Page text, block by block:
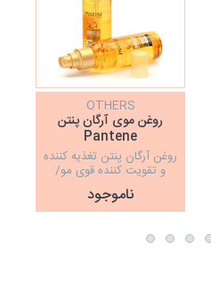
OTHERS
روغن موی آرگان پنتن
Pantene
روغن آرگان پنتن تغذیه کننده
و تقویت کننده قوی مو/
حجم100میل
ناموجود